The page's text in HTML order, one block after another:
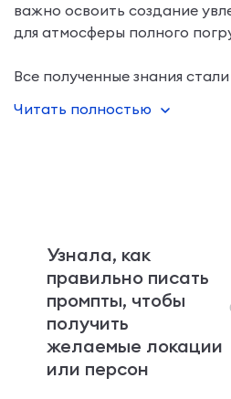
важно освоить создание
для атмосферы полного
Все полученные знания
образовательные программы
Читать полностью
Узнала, как
правильно писать
промпты, чтобы
получить
желаемые локации
или персон